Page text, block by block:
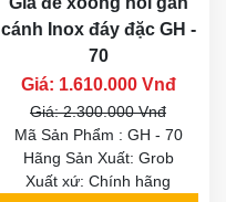
cánh Inox đáy đặc GH -
70
Giá: 1.610.000 Vnđ
Giá: 2.300.000 Vnđ
Mã Sản Phẩm : GH - 70
Hãng Sản Xuất: Grob
Xuất xứ: Chính hãng